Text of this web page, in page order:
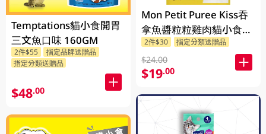
Temptations貓小食開胃
三文魚口味 160GM
2件$55
指定品牌送贈品
指定分類送贈品
$48.00
Mon Petit Puree Kiss吞
拿魚醬粒粒雞肉貓小食
40GM
2件$30 指定分類送贈品
$24.00
$19.00